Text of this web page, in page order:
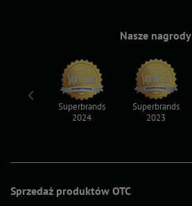
Sprzedaż produktów OTC
Nasze nagrody
Superbrands
2024
Superbrands
2023